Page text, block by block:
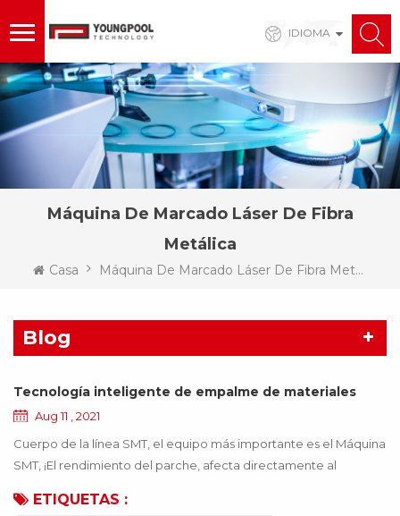
IDIOMA
Máquina De Marcado Láser De Fibra
Metálica
Casa Máquina De Marcado Láser De Fibra Metálica
Blog
Tecnología inteligente de empalme de materiales
Aug 11 , 2021
Cuerpo de la línea SMT, el equipo más importante es el Máquina
SMT, ¡El rendimiento del parche, afecta directamente al
material inexacto, provocan que la máquina SMT funcione de
ETIQUETAS :